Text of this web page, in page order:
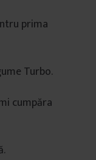
prima
Turbo.
cumpăra